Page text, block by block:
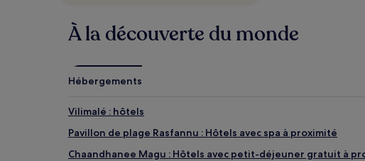
disponibilité
sont
de
changer.
conditions
supplémentaires
peuvent
À la découverte du monde
Hébergements
Vilimalé : hôtels
Pavillon de plage Rasfannu : Hôtels avec spa à proximité
Chaandhanee Magu : Hôtels avec petit-déjeuner gratuit à